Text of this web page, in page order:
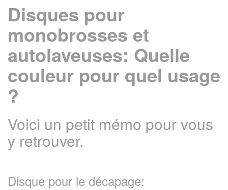
Disques pour
monobrosses et
autolaveuses: Quelle
couleur pour quel usage
?
Voici un petit mémo pour vous
y retrouver.
Disque pour le décapage: